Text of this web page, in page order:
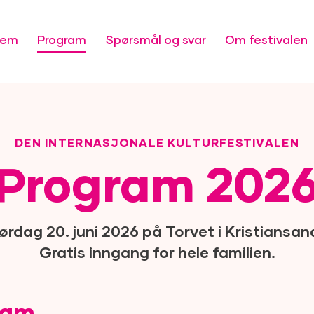
Program Spørsmål og svar Om festivalen
DEN INTERNASJONALE KULTURFESTIVALEN
20. juni 2026 på Torvet i
Gratis inngang for hele familien.